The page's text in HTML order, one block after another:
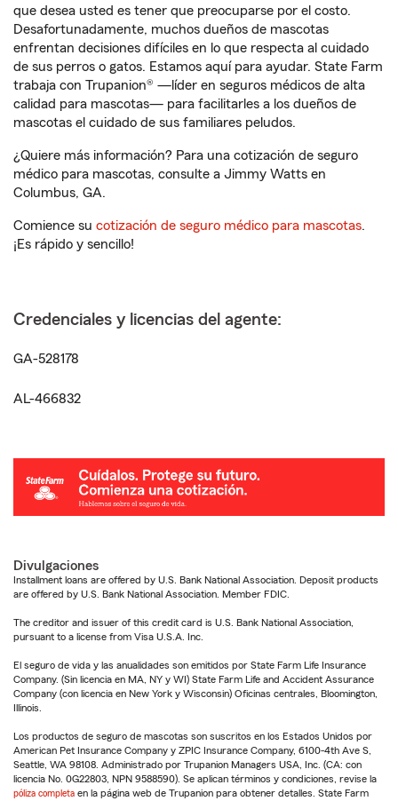
que desea usted es tener que preocuparse por el costo.
Desafortunadamente, muchos dueños de mascotas
enfrentan decisiones difíciles en lo que respecta al cuidado
de sus perros o gatos. Estamos aquí para ayudar. State Farm
trabaja con Trupanion® —líder en seguros médicos de alta
calidad para mascotas— para facilitarles a los dueños de
mascotas el cuidado de sus familiares peludos.
¿Quiere más información? Para una cotización de seguro
médico para mascotas, consulte a Jimmy Watts en
Columbus, GA.
Comience su cotización de seguro médico para mascotas.
¡Es rápido y sencillo!
Credenciales y licencias del agente:
GA-528178
AL-466832
Divulgaciones
Installment loans are offered by U.S. Bank National Association. Deposit products
are offered by U.S. Bank National Association. Member FDIC.
The creditor and issuer of this credit card is U.S. Bank National Association,
pursuant to a license from Visa U.S.A. Inc.
El seguro de vida y las anualidades son emitidos por State Farm Life Insurance
Company. (Sin licencia en MA, NY y WI) State Farm Life and Accident Assurance
Company (con licencia en New York y Wisconsin) Oficinas centrales, Bloomington,
Illinois.
Los productos de seguro de mascotas son suscritos en los Estados Unidos por
American Pet Insurance Company y ZPIC Insurance Company, 6100-4th Ave S,
Seattle, WA 98108. Administrado por Trupanion Managers USA, Inc. (CA: con
licencia No. 0G22803, NPN 9588590). Se aplican términos y condiciones, revise la
póliza completa en la página web de Trupanion para obtener detalles. State Farm